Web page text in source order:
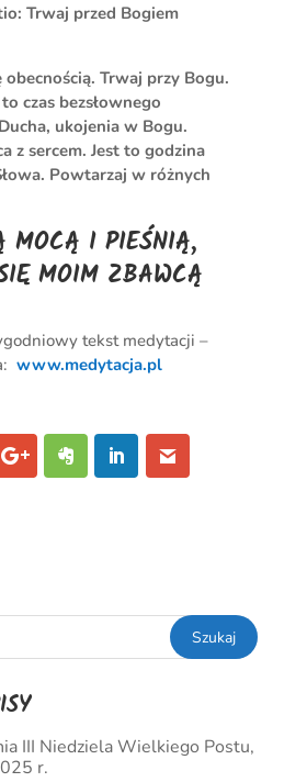
Trwaj przed Bogiem
obecnością. Trwaj przy Bogu.
czas bezsłownego
ukojenia w Bogu.
z sercem. Jest to godzina
Powtarzaj w różnych
MOCĄ I PIEŚNIĄ,
MOIM ZBAWCĄ
tekst medytacji –
www.medytacja.pl
III Niedziela Wielkiego Postu,
r.